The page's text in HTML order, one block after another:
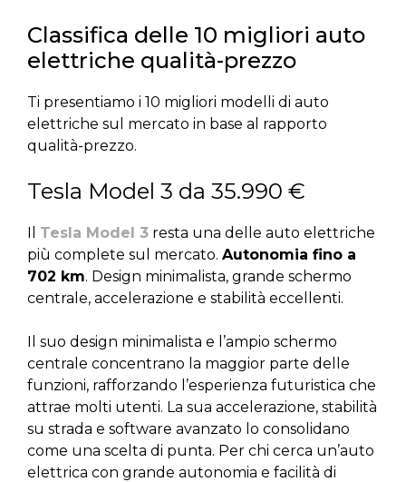
Classifica delle 10 migliori auto
elettriche qualità-prezzo
Ti presentiamo i 10 migliori modelli di auto
elettriche sul mercato in base al rapporto
qualità-prezzo.
Tesla Model 3 da 35.990 €
Il Tesla Model 3 resta una delle auto elettriche
più complete sul mercato. Autonomia fino a
702 km. Design minimalista, grande schermo
centrale, accelerazione e stabilità eccellenti.
Il suo design minimalista e l’ampio schermo
centrale concentrano la maggior parte delle
funzioni, rafforzando l’esperienza futuristica che
attrae molti utenti. La sua accelerazione, stabilità
su strada e software avanzato lo consolidano
come una scelta di punta. Per chi cerca un’auto
elettrica con grande autonomia e facilità di